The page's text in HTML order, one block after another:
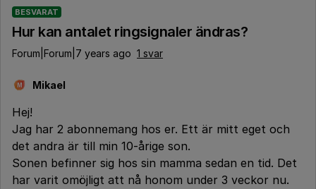
BESVARAT
Hur kan antalet ringsignaler ändras?
Forum|Forum|7 years ago 1 svar
M Mikael
Hej!
Jag har 2 abonnemang hos er. Ett är mitt eget och
det andra är till min 10-årige son.
Sonen befinner sig hos sin mamma sedan en tid. Det
har varit omöjligt att nå honom under 3 veckor nu.